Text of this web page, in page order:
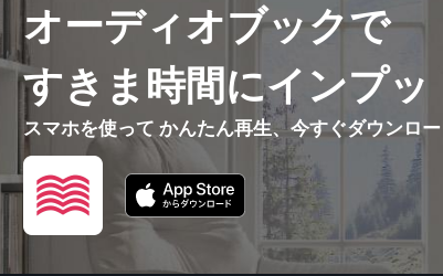
オーディオブックで
すきま時間にインプッ
スマホを使って かんたん再生、今すぐダウンロ